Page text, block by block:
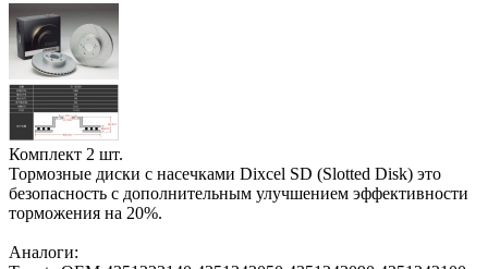
Комплект 2 шт.
Тормозные диски с насечками Dixcel SD (Slotted Disk) это
безопасность с дополнительным улучшением эффективности
торможения на 20%.
Аналоги: